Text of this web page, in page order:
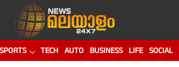
SPORTS TECH AUTO BUSINESS LIFE SOCIAL